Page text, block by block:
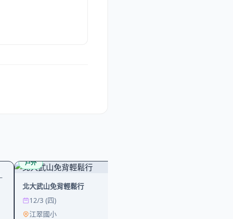
戶外
北大武山免背輕鬆行
12/3 (四)
江翠國小